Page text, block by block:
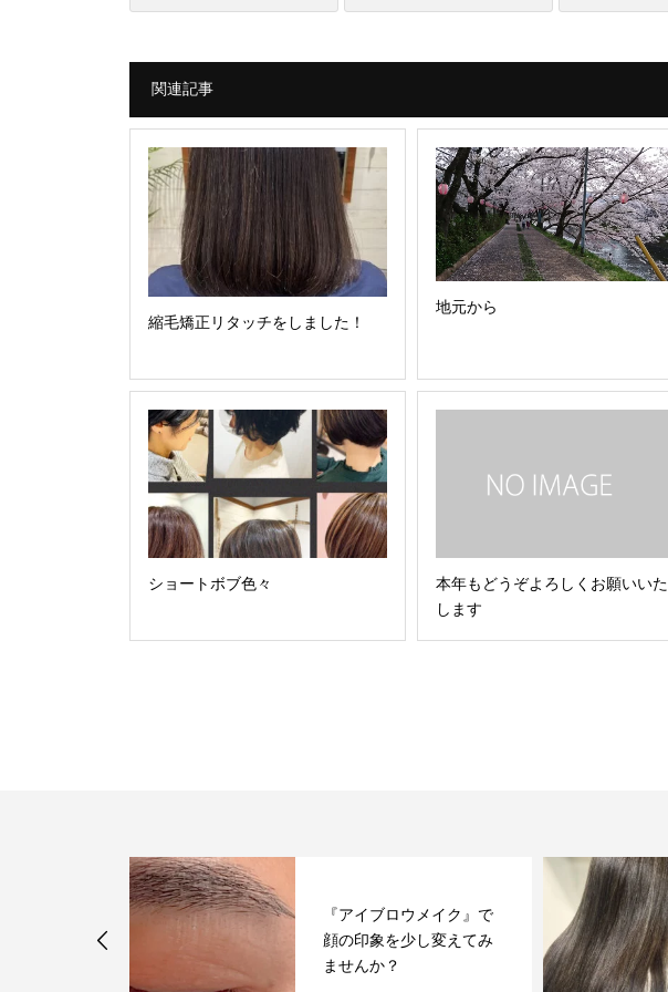
関連記事
縮毛矯正リタッチをしました！
地元から
ショートボブ色々
本年もどうぞよろしくお願いいた
します
『アイブロウメイク』で
顔の印象を少し変えてみ
ませんか？